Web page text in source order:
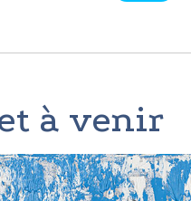
à venir